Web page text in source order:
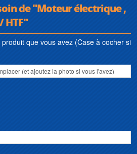
de "Moteur électrique ,
HTF"
que vous avez (Case à cocher si